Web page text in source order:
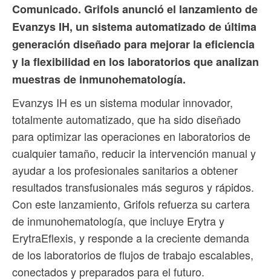
Comunicado. Grifols anunció el lanzamiento de
Evanzys IH, un sistema automatizado de última
generación diseñado para mejorar la eficiencia
y la flexibilidad en los laboratorios que analizan
muestras de inmunohematología.
Evanzys IH es un sistema modular innovador,
totalmente automatizado, que ha sido diseñado
para optimizar las operaciones en laboratorios de
cualquier tamaño, reducir la intervención manual y
ayudar a los profesionales sanitarios a obtener
resultados transfusionales más seguros y rápidos.
Con este lanzamiento, Grifols refuerza su cartera
de inmunohematología, que incluye Erytra y
ErytraEflexis, y responde a la creciente demanda
de los laboratorios de flujos de trabajo escalables,
conectados y preparados para el futuro.